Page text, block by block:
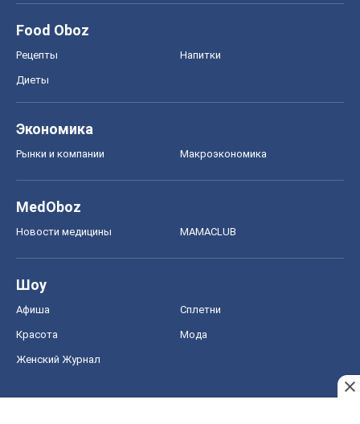
Food Oboz
Рецепты Напитки
Диеты
Экономика
Рынки и компании Mакроэкономика
MedOboz
Новости медицины MAMACLUB
Шоу
Афиша Сплетни
Красота Мода
Женский Журнал